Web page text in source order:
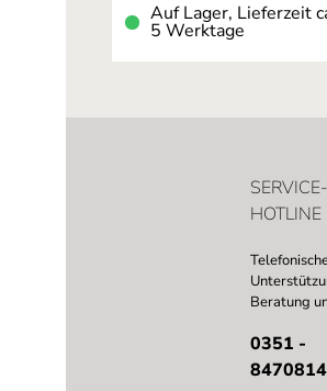
Auf Lager, Lieferzeit
5 Werktage
SERVICE-
HOTLINE
Beratung
0351 -
8470814